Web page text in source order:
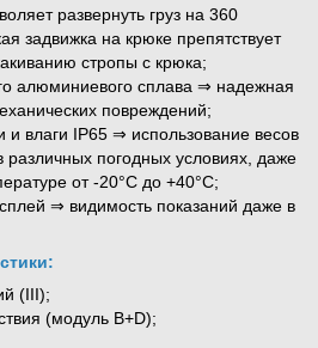
развернуть груз на 360
задвижка на крюке препятствует
стропы с крюка;
алюминиевого сплава ⇒ надежная
повреждений;
влаги IP65 ⇒ использование весов
погодных условиях, даже
от -20°С до +40°С;
⇒ видимость показаний даже в
(III);
(модуль B+D);